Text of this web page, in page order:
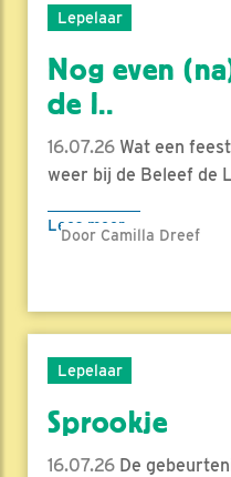
Lepelaar
Nog even
de l..
16.07.26 Wat een
weer bij de Beleef de
Lees meer
Door Camilla Dreef
Lepelaar
Sprookje
16.07.26 De